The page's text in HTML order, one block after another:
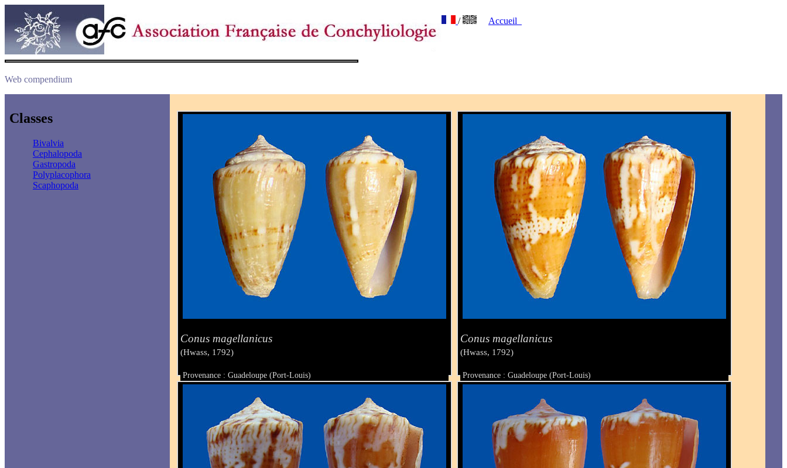
/ Accueil
Web compendium
Classes
Bivalvia
Cephalopoda
Gastropoda
Polyplacophora
Scaphopoda
Conus magellanicus
(Hwass, 1792)
Provenance : Guadeloupe (Port-Louis)
Taille : 16.6 mm
Conus magellanicus
(Hwass, 1792)
Provenance : Guadeloupe (Port-Louis)
Taille : 18.8 mm